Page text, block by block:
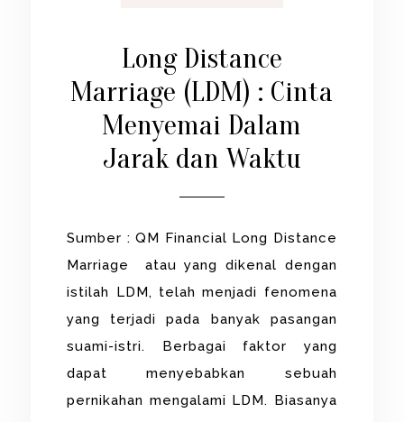
Long Distance
Marriage (LDM) : Cinta
Menyemai Dalam
Jarak dan Waktu
Sumber : QM Financial Long Distance
Marriage atau yang dikenal dengan
istilah LDM, telah menjadi fenomena
yang terjadi pada banyak pasangan
suami-istri. Berbagai faktor yang
dapat menyebabkan sebuah
pernikahan mengalami LDM. Biasanya